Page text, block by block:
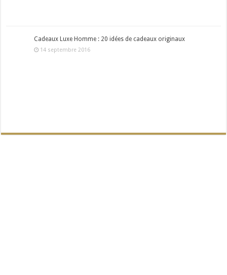
Cadeaux Luxe Homme : 20 idées de cadeaux originaux
14 septembre 2016